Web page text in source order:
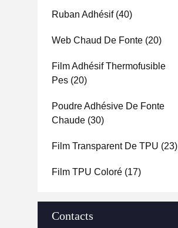
Ruban Adhésif(40)
Web Chaud De Fonte (20)
Film Adhésif Thermofusible
Pes (20)
Poudre Adhésive De Fonte
Chaude (30)
Film Transparent De TPU (23)
Film TPU Coloré (17)
Contacts